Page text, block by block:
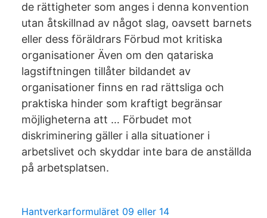
de rättigheter som anges i denna konvention
utan åtskillnad av något slag, oavsett barnets
eller dess föräldrars Förbud mot kritiska
organisationer Även om den qatariska
lagstiftningen tillåter bildandet av
organisationer finns en rad rättsliga och
praktiska hinder som kraftigt begränsar
möjligheterna att … Förbudet mot
diskriminering gäller i alla situationer i
arbetslivet och skyddar inte bara de anställda
på arbetsplatsen.
Hantverkarformuläret 09 eller 14